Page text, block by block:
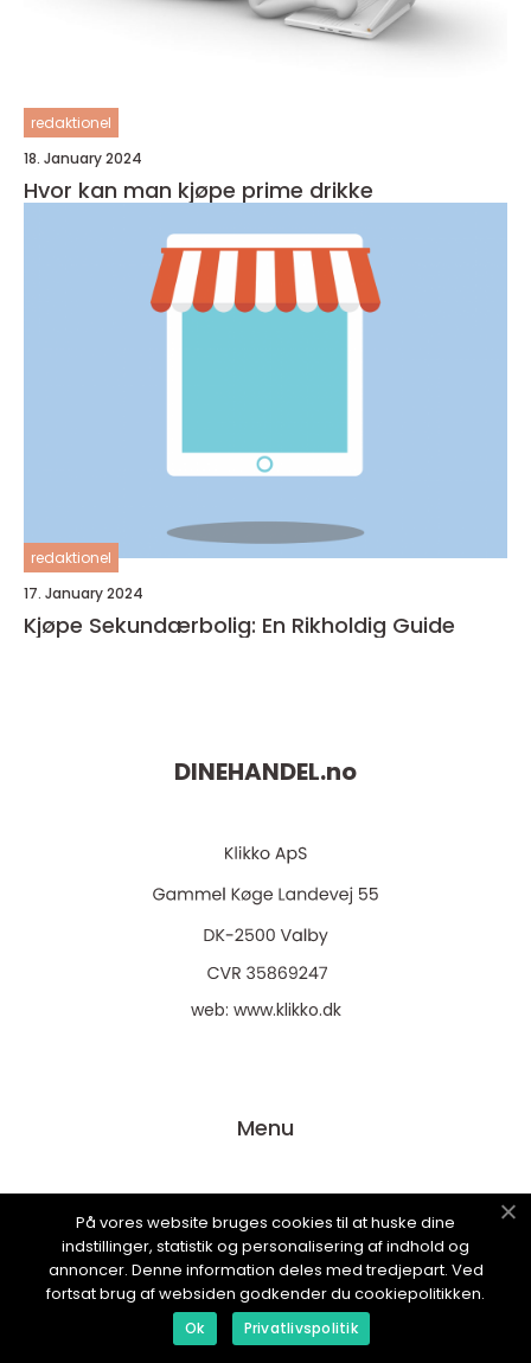
redaktionel
18. January 2024
Hvor kan man kjøpe prime drikke
redaktionel
17. January 2024
Kjøpe Sekundærbolig: En Rikholdig Guide
DINEHANDEL.no
web: www.klikko.dk
Menu
Om oss
Cookies
Kontakt Oss
På vores website bruges cookies til at huske dine
indstillinger, statistik og personalisering af indhold og
annoncer. Denne information deles med tredjepart. Ved
fortsat brug af websiden godkender du cookiepolitikken.
Ok Privatlivspolitik